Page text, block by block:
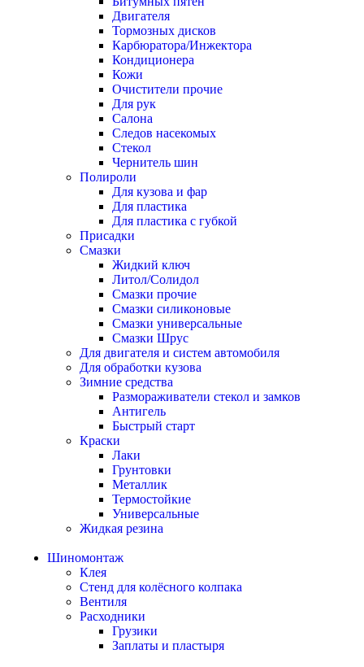
Двигателя
Тормозных дисков
Карбюратора/Инжектора
Кондиционера
Кожи
Очистители прочие
Для рук
Салона
Следов насекомых
Стекол
Чернитель шин
Полироли
Для кузова и фар
Для пластика
Для пластика с губкой
Присадки
Смазки
Жидкий ключ
Литол/Солидол
Смазки прочие
Смазки силиконовые
Смазки универсальные
Смазки Шрус
Для двигателя и систем автомобиля
Для обработки кузова
Зимние средства
Размораживатели стекол и замков
Антигель
Быстрый старт
Краски
Лаки
Грунтовки
Металлик
Термостойкие
Универсальные
Жидкая резина
Шиномонтаж
Клея
Стенд для колёсного колпака
Вентиля
Расходники
Грузики
Заплаты и пластыря